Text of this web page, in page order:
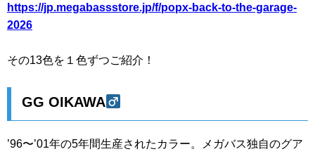
https://jp.megabassstore.jp/f/popx-back-to-the-garage-
2026
その13色を１色ずつご紹介！
GG OIKAWA
’96〜’01年の5年間生産されたカラー。メガバス独自のグア